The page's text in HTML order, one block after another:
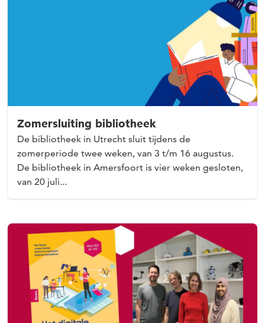
Zomersluiting bibliotheek
De bibliotheek in Utrecht sluit tijdens de
zomerperiode twee weken, van 3 t/m 16 augustus.
De bibliotheek in Amersfoort is vier weken gesloten,
van 20 juli...